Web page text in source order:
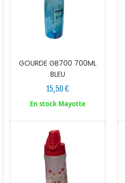
GOURDE GB700 700ML
BLEU
15,50 €
En stock Mayotte